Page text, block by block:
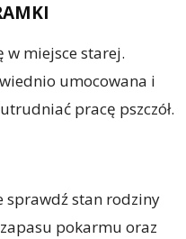
w miejsce starej.
umocowana i
pracę pszczół.
sprawdź stan rodziny
pokarmu oraz